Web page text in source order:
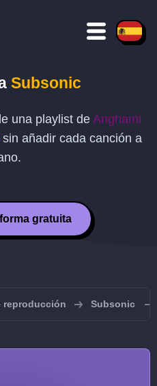
Subsonic
una playlist de Anghami
sin añadir cada canción a
gratuita
reproducción Subsonic